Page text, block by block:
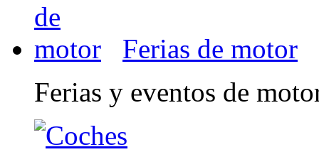
Ferias de motor
Ferias y eventos de